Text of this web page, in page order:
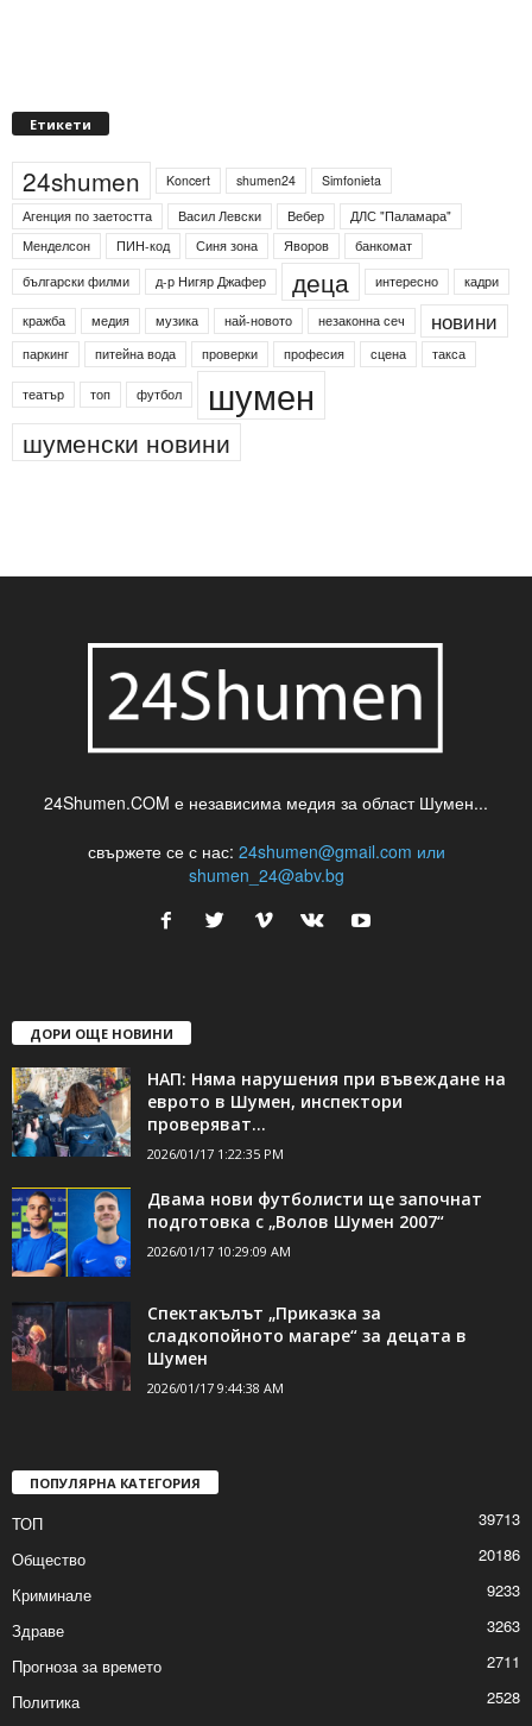
Етикети
24shumen Koncert shumen24
Simfonieta
Агенция по заетостта
Васил Левски Вебер
ДЛС "Паламара"
Менделсон
ПИН-код Синя зона Яворов
банкомат
български филми
д-р Нигяр Джафер деца интересно кадри
кражба медия музика най-новото незаконна сеч новини
паркинг питейна вода проверки професия сцена такса
театър топ футбол шумен
шуменски новини
24Shumen.COM е независима медия за област Шумен...
свържете се с нас: 24shumen@gmail.com или
shumen_24@abv.bg
ДОРИ ОЩЕ НОВИНИ
НАП: Няма нарушения при въвеждане на
еврото в Шумен, инспектори
проверяват...
2026/01/17 1:22:35 PM
Двама нови футболисти ще започнат
подготовка с „Волов Шумен 2007“
2026/01/17 10:29:09 AM
Спектакълът „Приказка за
сладкопойното магаре“ за децата в
Шумен
2026/01/17 9:44:38 AM
ПОПУЛЯРНА КАТЕГОРИЯ
ТОП
39713
Общество
20186
Криминале
9233
Здраве
3263
Прогноза за времето
2711
Политика
2528